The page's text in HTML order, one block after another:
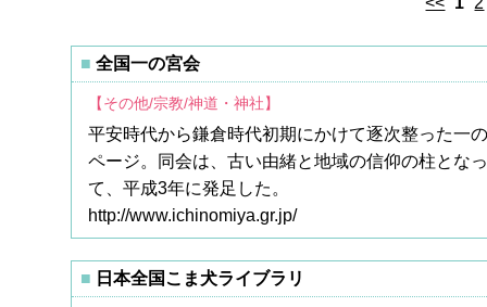
全国一の宮会
【その他/宗教/神道・神社】
平安時代から鎌倉時代初期にかけて逐次整った一
ページ。同会は、古い由緒と地域の信仰の柱とな
て、平成3年に発足した。
http://www.ichinomiya.gr.jp/
日本全国こま犬ライブラリ